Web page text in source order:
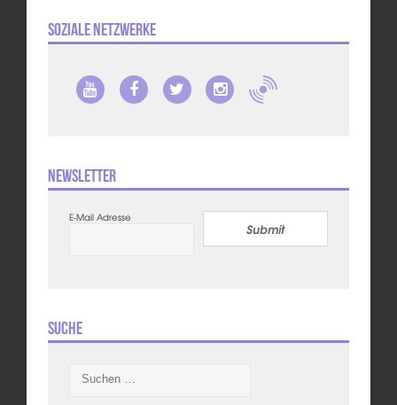
Soziale Netzwerke
Newsletter
E-Mail Adresse
Submit
Suche
nach: